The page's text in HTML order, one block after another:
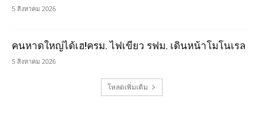
5 สิงหาคม 2026
คนหาดใหญ่ได้เฮ!ครม. ไฟเขียว รฟม. เดินหน้าโมโนเรล
5 สิงหาคม 2026
โหลดเพิ่มเติม